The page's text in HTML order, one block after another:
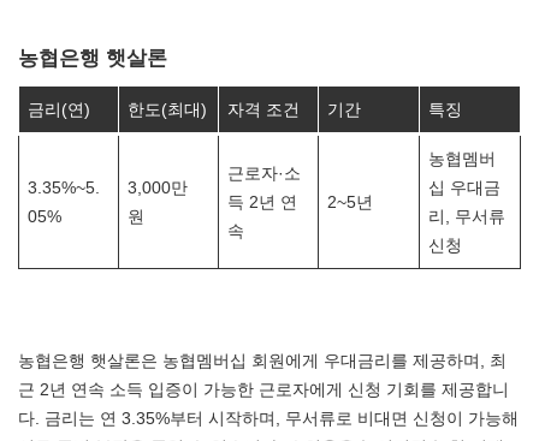
농협은행 햇살론
금리(연) 한도(최대) 자격 조건 기간 특징
3.35%~5.
05%
3,000만
원
근로자·소
득 2년 연
속
2~5년
농협멤버
십 우대금
리, 무서류
신청
농협은행 햇살론은 농협멤버십 회원에게 우대금리를 제공하며, 최
근 2년 연속 소득 입증이 가능한 근로자에게 신청 기회를 제공합니
다. 금리는 연 3.35%부터 시작하며, 무서류로 비대면 신청이 가능해